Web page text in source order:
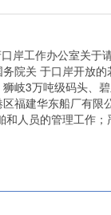
岸工作办公室关于
院关 于口岸开放
岐3万吨级码头、
福建华东船厂有
和人员的管理工作